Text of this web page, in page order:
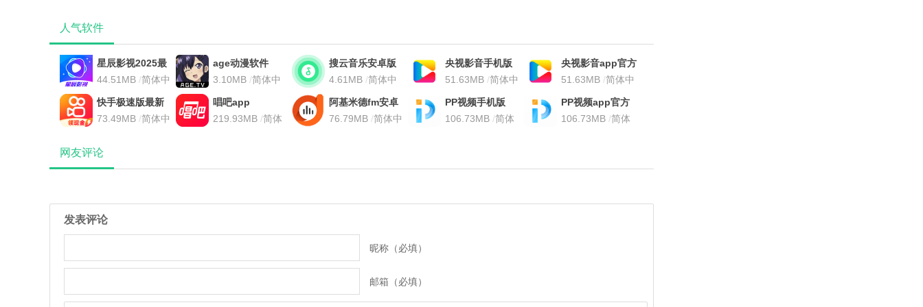
人气软件
星辰影视2025最
新版
44.51MB /简体中
文
age动漫软件
3.10MB /简体中
文
搜云音乐安卓版
4.61MB /简体中
文
央视影音手机版
正版
51.63MB /简体中
文
央视影音app官方
版
51.63MB /简体中
文
快手极速版最新
免费版
73.49MB /简体中
唱吧app
219.93MB /简体
阿基米德fm安卓
版
76.79MB /简体中
PP视频手机版
106.73MB /简体
PP视频app官方
版
106.73MB /简体
网友评论
发表评论
昵称（必填）
邮箱（必填）